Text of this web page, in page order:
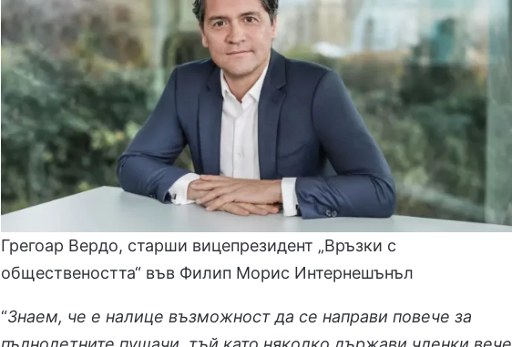
Грегоар Вердо, старши вицепрезидент „Връзки с
обществеността“ във Филип Морис Интернешънъл
“Знаем, че е налице възможност да се направи повече за